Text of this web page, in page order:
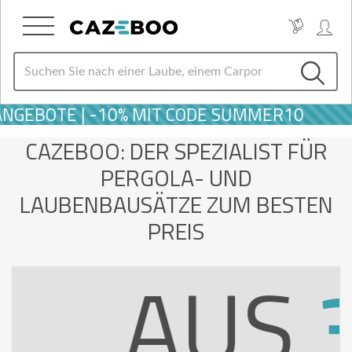
| -10% MIT CODE SUMMER10
CAZEBOO: DER SPEZIALIST FÜR
PERGOLA- UND
LAUBENBAUSÄTZE ZUM BESTEN
PREIS